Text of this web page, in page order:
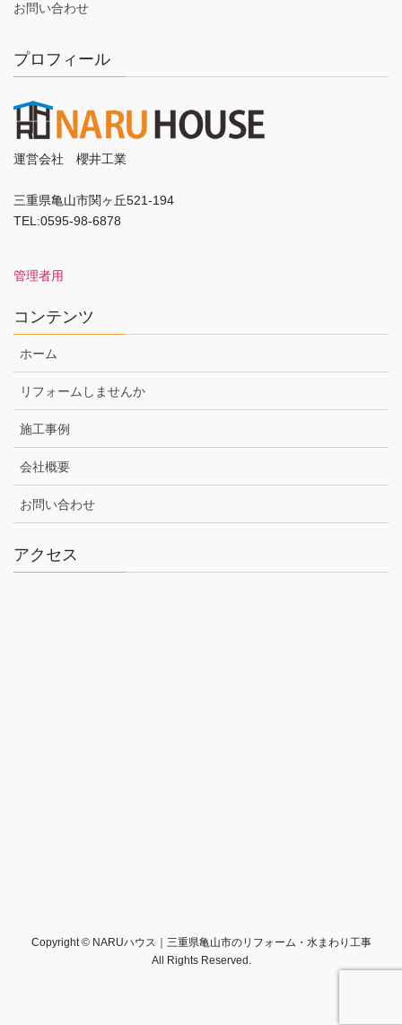
お問い合わせ
プロフィール
運営会社 櫻井工業
三重県亀山市関ヶ丘521-194
TEL:0595-98-6878
管理者用
コンテンツ
ホーム
リフォームしませんか
施工事例
会社概要
お問い合わせ
アクセス
Copyright © NARUハウス｜三重県亀山市のリフォーム・水まわり工事
All Rights Reserved.